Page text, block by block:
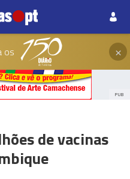
os ×
PUB
de vacinas